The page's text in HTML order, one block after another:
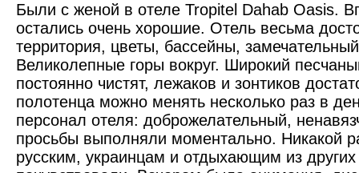
Были с женой в отеле Tropitel Dahab Oasis.
остались очень хорошие. Отель весьма
территория, цветы, бассейны,
Великолепные горы вокруг. Широкий
постоянно чистят, лежаков и зонтиков
полотенца можно менять несколько раз в
персонал отеля: доброжелательный,
просьбы выполняли моментально. Никакой
русским, украинцам и отдыхающим из других